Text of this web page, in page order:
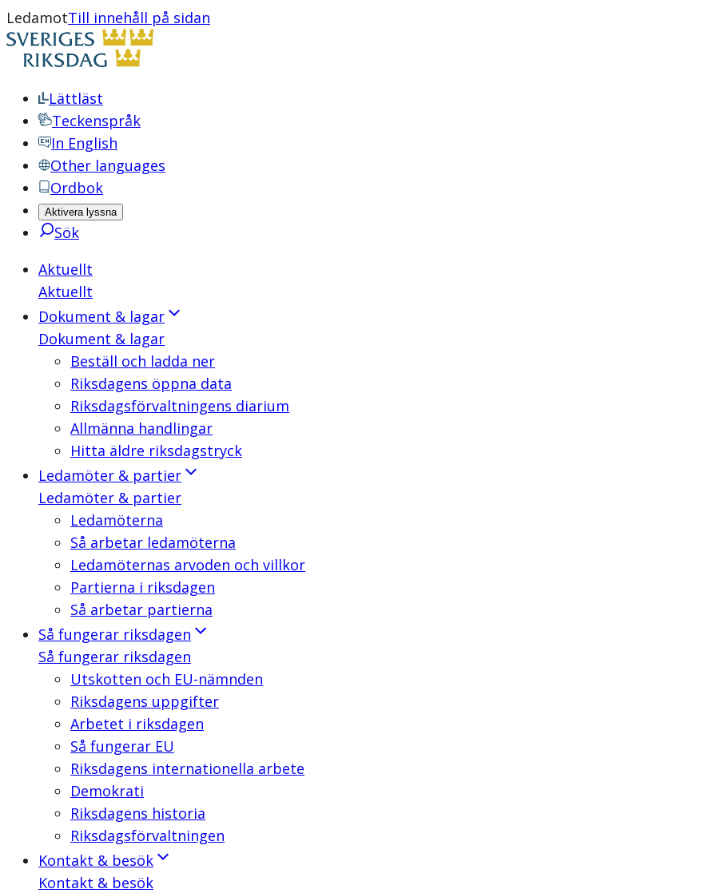
LedamotTill innehåll på sidan
Lättläst
Teckenspråk
In English
Other languages
Ordbok
Aktivera lyssna
Sök
Aktuellt
Aktuellt
Dokument & lagar
Dokument & lagar
Beställ och ladda ner
Riksdagens öppna data
Riksdagsförvaltningens diarium
Allmänna handlingar
Hitta äldre riksdagstryck
Ledamöter & partier
Ledamöter & partier
Ledamöterna
Så arbetar ledamöterna
Ledamöternas arvoden och villkor
Partierna i riksdagen
Så arbetar partierna
Så fungerar riksdagen
Så fungerar riksdagen
Utskotten och EU-nämnden
Riksdagens uppgifter
Arbetet i riksdagen
Så fungerar EU
Riksdagens internationella arbete
Demokrati
Riksdagens historia
Riksdagsförvaltningen
Kontakt & besök
Kontakt & besök